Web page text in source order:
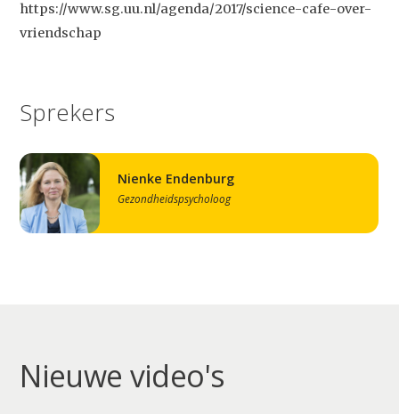
Studium Generale
Video
Podcast
https://www.sg.uu.nl/agenda/2017/science-cafe-over-
vriendschap
Sprekers
Nienke Endenburg
Gezondheidspsycholoog
Nieuwe video's